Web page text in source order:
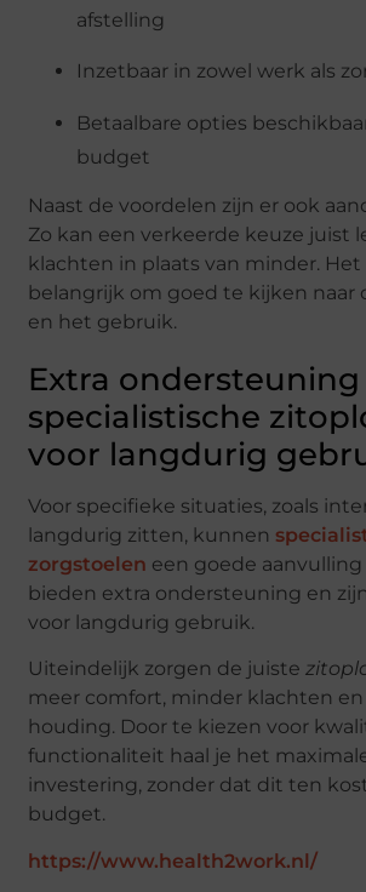
afstelling
Inzetbaar in zowel werk als
Betaalbare opties
budget
Naast de voordelen zijn er ook
Zo kan een verkeerde keuze juist
klachten in plaats van minder. Het
belangrijk om goed te kijken naar
en het gebruik.
Extra
specialistische
voor langdurig
Voor specifieke situaties, zoals
langdurig zitten, kunnen
zorgstoelen een goede aanvulling
bieden extra ondersteuning en
voor langdurig gebruik.
Uiteindelijk zorgen de juiste
meer comfort, minder klachten
houding. Door te kiezen voor
functionaliteit haal je het
investering, zonder dat dit ten
budget.
https://www.health2work.nl/